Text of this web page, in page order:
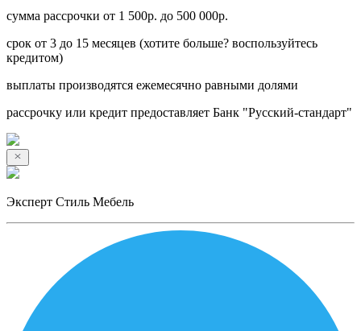
сумма рассрочки от 1 500р. до 500 000р.
срок от 3 до 15 месяцев (хотите больше? воспользуйтесь
кредитом)
выплаты производятся ежемесячно равными долями
рассрочку или кредит предоставляет Банк "Русский-стандарт"
Эксперт Стиль Мебель